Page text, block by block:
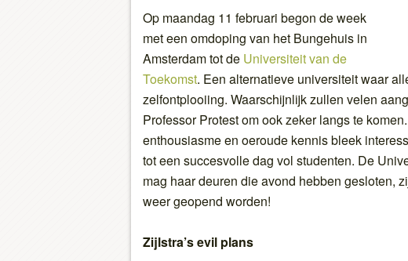
Op maandag 11 februari begon de week
met een omdoping van het Bungehuis in
Amsterdam tot de Universiteit van de
Toekomst. Een alternatieve universiteit waar
zelfontplooiing. Waarschijnlijk zullen velen
Professor Protest om ook zeker langs te
enthousiasme en oeroude kennis bleek
tot een succesvolle dag vol studenten. De
mag haar deuren die avond hebben gesloten,
weer geopend worden!
Zijlstra’s evil plans